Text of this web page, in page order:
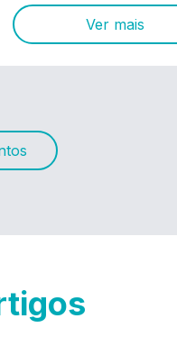
Ver mais